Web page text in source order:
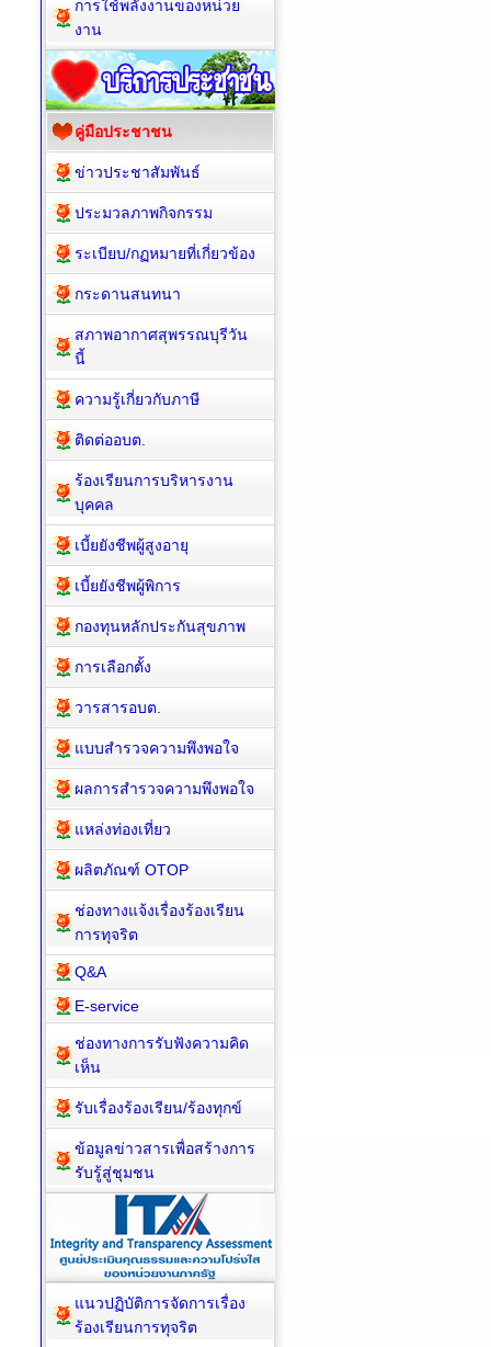
การใช้พลังงานของหน่วย
งาน
คู่มือประชาชน
ข่าวประชาสัมพันธ์
ประมวลภาพกิจกรรม
ระเบียบ/กฏหมายที่เกี่ยวข้อง
กระดานสนทนา
สภาพอากาศสุพรรณบุรีวัน
นี้
ความรู้เกี่ยวกับภาษี
ติดต่ออบต.
ร้องเรียนการบริหารงาน
บุคคล
เบี้ยยังชีพผู้สูงอายุ
เบี้ยยังชีพผู้พิการ
กองทุนหลักประกันสุขภาพ
การเลือกตั้ง
วารสารอบต.
แบบสำรวจความพึงพอใจ
ผลการสำรวจความพึงพอใจ
แหล่งท่องเที่ยว
ผลิตภัณฑ์ OTOP
ช่องทางแจ้งเรื่องร้องเรียน
การทุจริต
Q&A
E-service
ช่องทางการรับฟังความคิด
เห็น
รับเรื่องร้องเรียน/ร้องทุกข์
ข้อมูลข่าวสารเพื่อสร้างการ
รับรู้สู่ชุมชน
แนวปฏิบัติการจัดการเรื่อง